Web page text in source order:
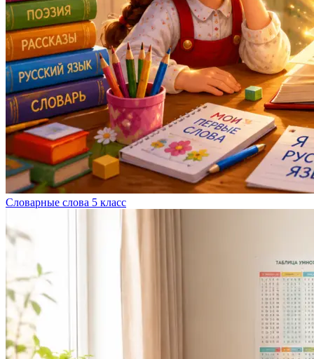
Словарные слова 5 класс